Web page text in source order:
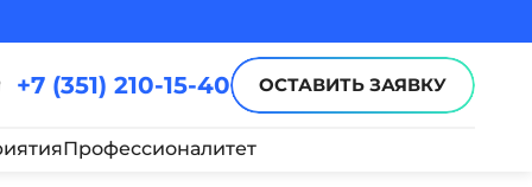
+7 (351) 210-15-40 ОСТАВИТЬ ЗАЯВКУ
Профессионалитет